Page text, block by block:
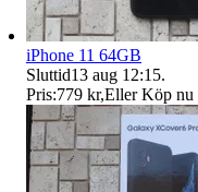
iPhone 11 64GB
Sluttid13 aug 12:15.
Pris:779 kr,Eller Köp nu